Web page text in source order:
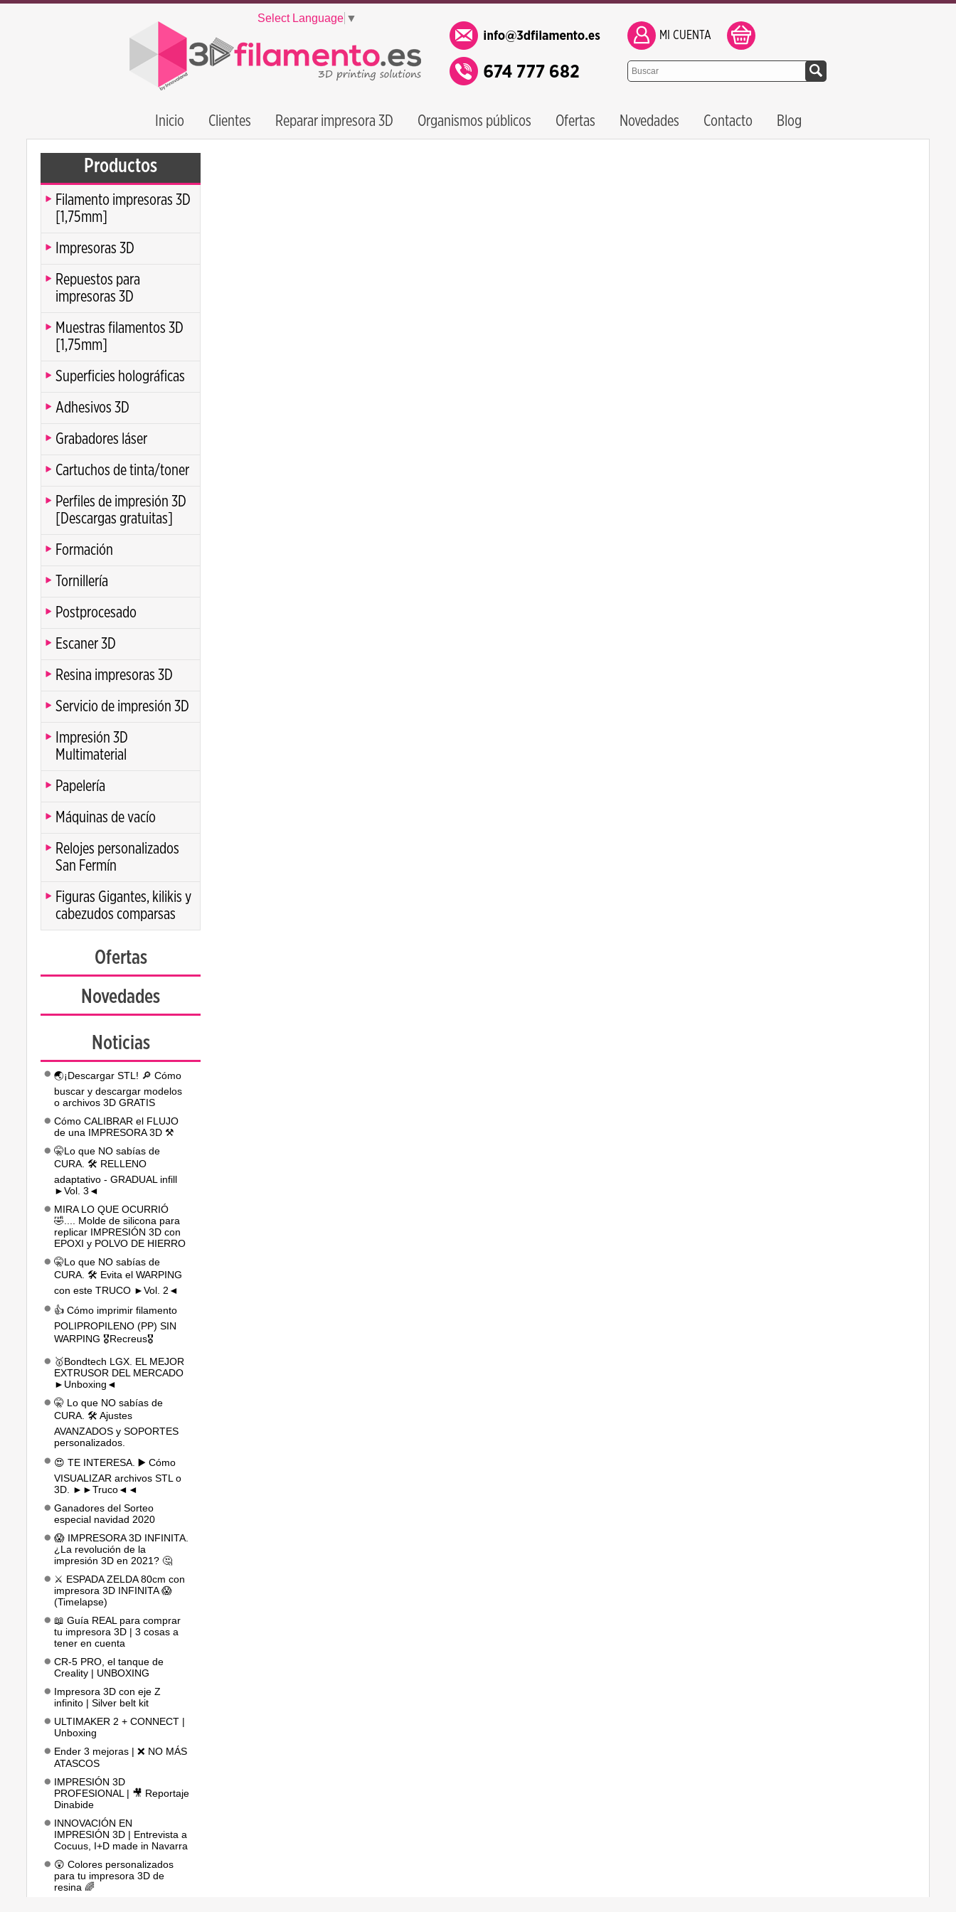
Select Language ▼
MI CUENTA
Inicio Clientes Reparar impresora 3D Organismos públicos Ofertas Novedades Contacto Blog
Productos
Filamento impresoras 3D
[1,75mm]
Impresoras 3D
Repuestos para
impresoras 3D
Muestras filamentos 3D
[1,75mm]
Superficies holográficas
Adhesivos 3D
Grabadores láser
Cartuchos de tinta/toner
Perfiles de impresión 3D
[Descargas gratuitas]
Formación
Tornillería
Postprocesado
Escaner 3D
Resina impresoras 3D
Servicio de impresión 3D
Impresión 3D
Multimaterial
Papelería
Máquinas de vacío
Relojes personalizados
San Fermín
Figuras Gigantes, kilikis y
cabezudos comparsas
Ofertas
Novedades
Noticias
🌏¡Descargar STL! 🔎 Cómo
buscar y descargar modelos
o archivos 3D GRATIS
Cómo CALIBRAR el FLUJO
de una IMPRESORA 3D ⚒️
🤫Lo que NO sabías de
CURA. 🛠️ RELLENO
adaptativo - GRADUAL infill
►Vol. 3◄
MIRA LO QUE OCURRIÓ
🤣.... Molde de silicona para
replicar IMPRESIÓN 3D con
EPOXI y POLVO DE HIERRO
🤫Lo que NO sabías de
CURA. 🛠️ Evita el WARPING
con este TRUCO ►Vol. 2◄
👍 Cómo imprimir filamento
POLIPROPILENO (PP) SIN
WARPING 🎖️Recreus🎖️
🥇Bondtech LGX. EL MEJOR
EXTRUSOR DEL MERCADO
►Unboxing◄
🤫 Lo que NO sabías de
CURA. 🛠️ Ajustes
AVANZADOS y SOPORTES
personalizados.
😍 TE INTERESA. ▶️ Cómo
VISUALIZAR archivos STL o
3D. ►►Truco◄◄
Ganadores del Sorteo
especial navidad 2020
😱 IMPRESORA 3D INFINITA.
¿La revolución de la
impresión 3D en 2021? 🤔
⚔️ ESPADA ZELDA 80cm con
impresora 3D INFINITA 😱
(Timelapse)
📖 Guía REAL para comprar
tu impresora 3D | 3 cosas a
tener en cuenta
CR-5 PRO, el tanque de
Creality | UNBOXING
Impresora 3D con eje Z
infinito | Silver belt kit
ULTIMAKER 2 + CONNECT |
Unboxing
Ender 3 mejoras | ❌ NO MÁS
ATASCOS
IMPRESIÓN 3D
PROFESIONAL | 🎥 Reportaje
Dinabide
INNOVACIÓN EN
IMPRESIÓN 3D | Entrevista a
Cocuus, I+D made in Navarra
😲 Colores personalizados
para tu impresora 3D de
resina 🌈